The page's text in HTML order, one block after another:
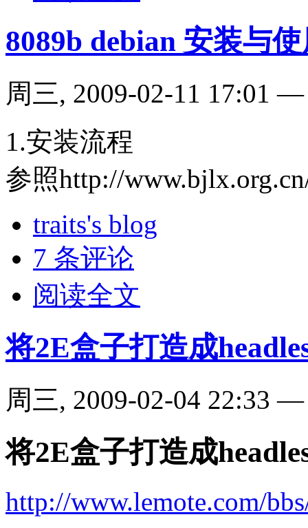
8089b debian 安装与
周三, 2009-02-11 17:01 —
1.安装流程
参照http://
traits's blog
7 条评论
阅读全文
将2E盒子打造成
周三, 2009-02-04 22:33
将2E盒子打造成
http://www.lemote.com/